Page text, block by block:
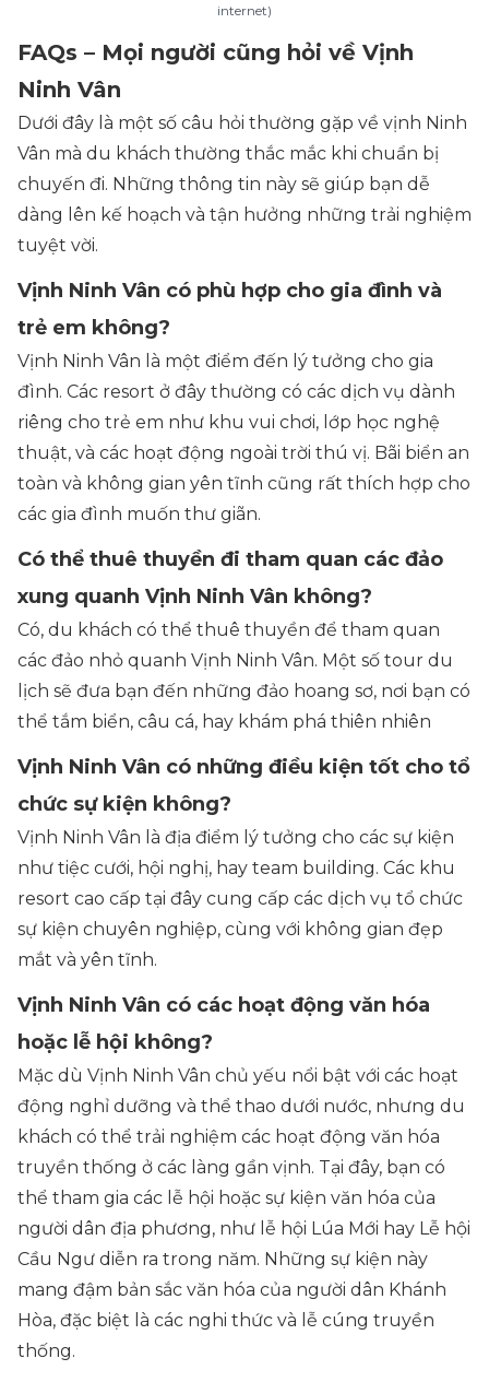
internet)
FAQs – Mọi người cũng hỏi về Vịnh
Ninh Vân
Dưới đây là một số câu hỏi thường gặp về vịnh Ninh
Vân mà du khách thường thắc mắc khi chuẩn bị
chuyến đi. Những thông tin này sẽ giúp bạn dễ
dàng lên kế hoạch và tận hưởng những trải nghiệm
tuyệt vời.
Vịnh Ninh Vân có phù hợp cho gia đình và
trẻ em không?
Vịnh Ninh Vân là một điểm đến lý tưởng cho gia
đình. Các resort ở đây thường có các dịch vụ dành
riêng cho trẻ em như khu vui chơi, lớp học nghệ
thuật, và các hoạt động ngoài trời thú vị. Bãi biển an
toàn và không gian yên tĩnh cũng rất thích hợp cho
các gia đình muốn thư giãn.
Có thể thuê thuyền đi tham quan các đảo
xung quanh Vịnh Ninh Vân không?
Có, du khách có thể thuê thuyền để tham quan
các đảo nhỏ quanh Vịnh Ninh Vân. Một số tour du
lịch sẽ đưa bạn đến những đảo hoang sơ, nơi bạn có
thể tắm biển, câu cá, hay khám phá thiên nhiên
Vịnh Ninh Vân có những điều kiện tốt cho tổ
chức sự kiện không?
Vịnh Ninh Vân là địa điểm lý tưởng cho các sự kiện
như tiệc cưới, hội nghị, hay team building. Các khu
resort cao cấp tại đây cung cấp các dịch vụ tổ chức
sự kiện chuyên nghiệp, cùng với không gian đẹp
mắt và yên tĩnh.
Vịnh Ninh Vân có các hoạt động văn hóa
hoặc lễ hội không?
Mặc dù Vịnh Ninh Vân chủ yếu nổi bật với các hoạt
động nghỉ dưỡng và thể thao dưới nước, nhưng du
khách có thể trải nghiệm các hoạt động văn hóa
truyền thống ở các làng gần vịnh. Tại đây, bạn có
thể tham gia các lễ hội hoặc sự kiện văn hóa của
người dân địa phương, như lễ hội Lúa Mới hay Lễ hội
Cầu Ngư diễn ra trong năm. Những sự kiện này
mang đậm bản sắc văn hóa của người dân Khánh
Hòa, đặc biệt là các nghi thức và lễ cúng truyền
thống.